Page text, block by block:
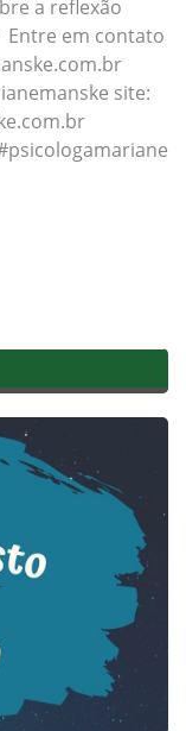
a reflexão
Entre em contato
site: